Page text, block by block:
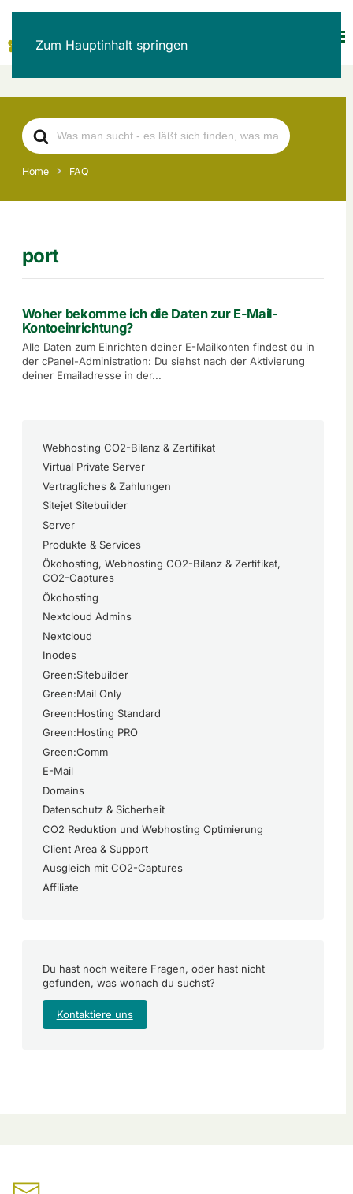
Zum Hauptinhalt springen
Search
For
Home FAQ
port
Woher bekomme ich die Daten zur E-Mail-
Kontoeinrichtung?
Alle Daten zum Einrichten deiner E-Mailkonten findest du in
der cPanel-Administration: Du siehst nach der Aktivierung
deiner Emailadresse in der...
Webhosting CO2-Bilanz & Zertifikat
Virtual Private Server
Vertragliches & Zahlungen
Sitejet Sitebuilder
Server
Produkte & Services
Ökohosting, Webhosting CO2-Bilanz & Zertifikat,
CO2-Captures
Ökohosting
Nextcloud Admins
Nextcloud
Inodes
Green:Sitebuilder
Green:Mail Only
Green:Hosting Standard
Green:Hosting PRO
Green:Comm
E-Mail
Domains
Datenschutz & Sicherheit
CO2 Reduktion und Webhosting Optimierung
Client Area & Support
Ausgleich mit CO2-Captures
Affiliate
Du hast noch weitere Fragen, oder hast nicht
gefunden, was wonach du suchst?
Kontaktiere uns